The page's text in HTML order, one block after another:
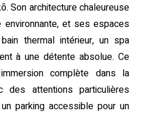
Son architecture chaleureuse
environnante, et ses espaces
thermal intérieur, un spa
à une détente absolue. Ce
complète dans la
des attentions particulières
parking accessible pour un